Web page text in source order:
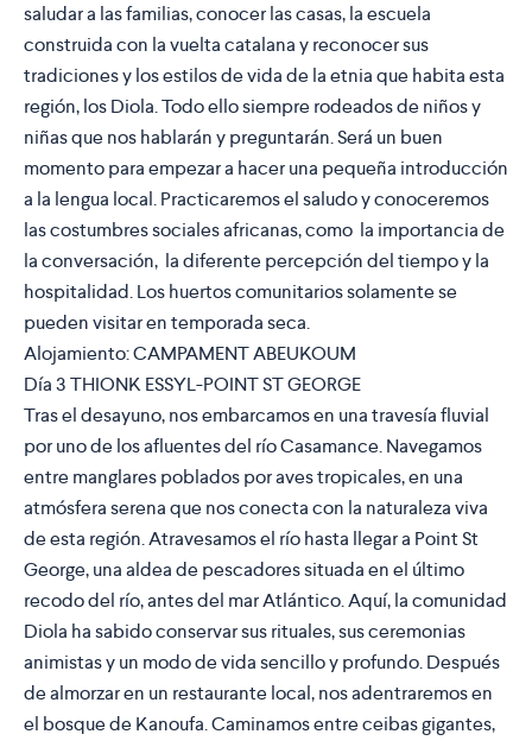
saludar a las familias, conocer las casas, la escuela
construida con la vuelta catalana y reconocer sus
tradiciones y los estilos de vida de la etnia que habita esta
región, los Diola. Todo ello siempre rodeados de niños y
niñas que nos hablarán y preguntarán. Será un buen
momento para empezar a hacer una pequeña introducción
a la lengua local. Practicaremos el saludo y conoceremos
las costumbres sociales africanas, como la importancia de
la conversación, la diferente percepción del tiempo y la
hospitalidad. Los huertos comunitarios solamente se
pueden visitar en temporada seca.
Alojamiento:CAMPAMENT ABEUKOUM
Día 3 THIONK ESSYL-POINT ST GEORGE
Tras el desayuno, nos embarcamos en una travesía fluvial
por uno de los afluentes del río Casamance. Navegamos
entre manglares poblados por aves tropicales, en una
atmósfera serena que nos conecta con la naturaleza viva
de esta región. Atravesamos el río hasta llegar a Point St
George, una aldea de pescadores situada en el último
recodo del río, antes del mar Atlántico. Aquí, la comunidad
Diola ha sabido conservar sus rituales, sus ceremonias
animistas y un modo de vida sencillo y profundo. Después
de almorzar en un restaurante local, nos adentraremos en
el bosque de Kanoufa. Caminamos entre ceibas gigantes,